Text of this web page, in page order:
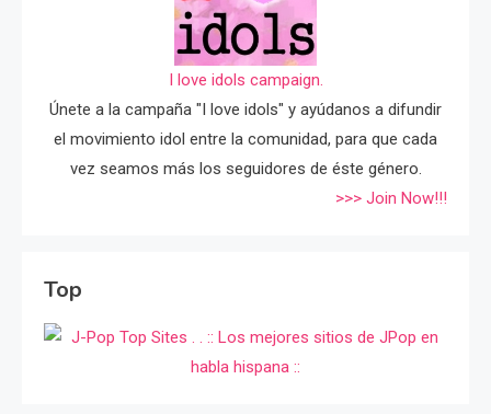
I love idols campaign.
Únete a la campaña "I love idols" y ayúdanos a difundir
el movimiento idol entre la comunidad, para que cada
vez seamos más los seguidores de éste género.
>>> Join Now!!!
Top